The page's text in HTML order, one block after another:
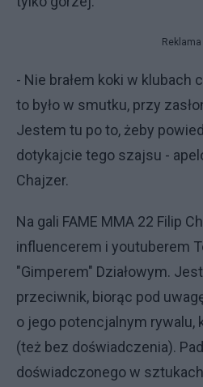
Reklama
- Nie brałem koki w klubach
to było w smutku, przy
Jestem tu po to, żeby
dotykajcie tego szajsu -
Chajzer.
Na gali FAME MMA 22 Filip
influencerem i youtuberem
"Gimperem" Działowym.
przeciwnik, biorąc pod
o jego potencjalnym rywalu,
(też bez doświadczenia).
doświadczonego w